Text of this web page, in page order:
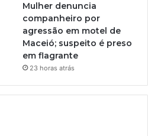
Mulher denuncia
companheiro por
agressão em motel de
Maceió; suspeito é preso
em flagrante
23 horas atrás